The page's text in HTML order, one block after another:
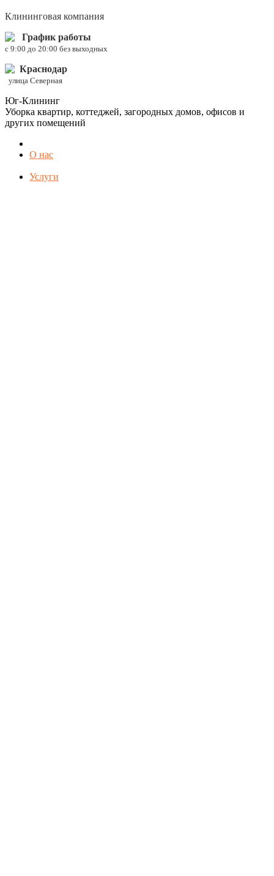
Клининговая компания
График работы
c 9:00 до 20:00 без выходных
Краснодар
улица Северная
Юг-Клининг
Уборка квартир, коттеджей, загородных домов, офисов и
других помещений
О нас
Услуги